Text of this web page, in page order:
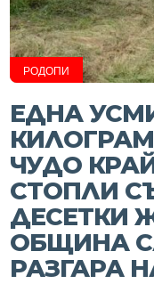
РОДОПИ
ЕДНА
ЧУДО
СТОПЛИ
ДЕСЕТКИ
ОБЩИНА
РАЗГАРА